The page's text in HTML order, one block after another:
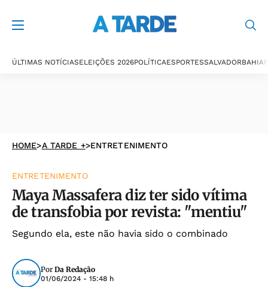
ÚLTIMAS NOTÍCIASELEIÇÕES 2026POLÍTICAESPORTESSALVADORBAHIA
HOME>A TARDE +>ENTRETENIMENTO
ENTRETENIMENTO
Maya Massafera diz ter sido vítima
de transfobia por revista: "mentiu"
Segundo ela, este não havia sido o combinado
Por Da Redação
01/06/2024 - 15:48 h